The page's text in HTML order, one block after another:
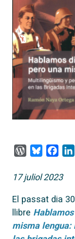
WordPress
Bluesky
17 juliol 2023
El passat dia
llibre
misma lengua: